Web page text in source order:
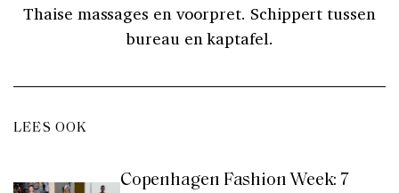
Thaise massages en voorpret. Schippert tussen
bureau en kaptafel.
LEES OOK
Copenhagen Fashion Week: 7